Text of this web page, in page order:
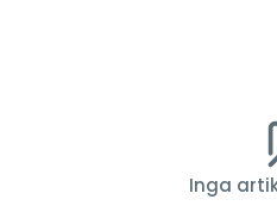
Inga